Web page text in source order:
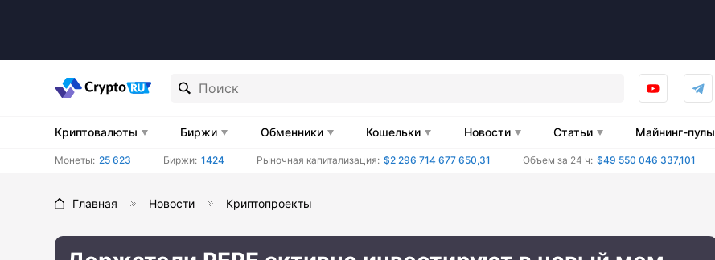
Криптовалюты Биржи Обменники Кошельки Новости Статьи Майнинг-пулы
Монеты: 25 623 Биржи: 1424 Рыночная капитализация: $2 296 714 677 650,31 Объем за 24 ч: $49 550 046 337,101
Главная Новости Криптопроекты